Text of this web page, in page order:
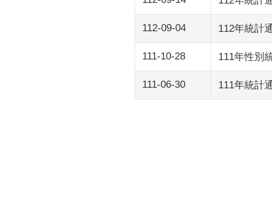
112-09-04 112年統計
111-10-28 111年性別
111-06-30 111年統計